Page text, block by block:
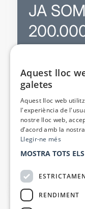
JA
Sortejos
Butlletins
Valora
Canal
Aquest lloc
galetes
Aquest lloc web
l'experiència de
nostre lloc web,
d’acord amb la
Llegir-ne més
MOSTRA TOTS
RENDIMENT